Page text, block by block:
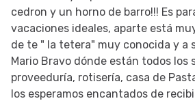
cedron y un horno de barro!!! Es
vacaciones ideales, aparte está
de te " la tetera" muy conocida y a
Mario Bravo dónde están todos los
proveeduría, rotisería, casa de
los esperamos encantados de